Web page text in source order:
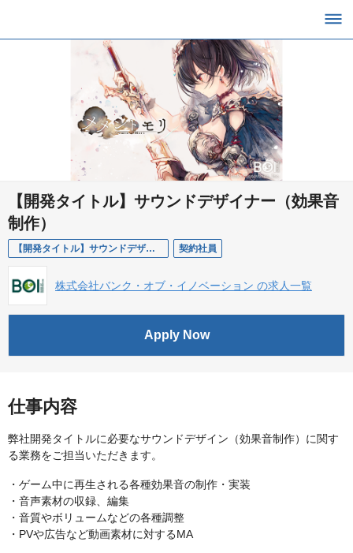
【開発タイトル】サウンドデザイナー（効果音
制作）
【開発タイトル】サウンドデザイナー（効果音制作）／契約社員 契約社員
株式会社バンク・オブ・イノベーション の求人一覧
Apply Now
仕事内容
弊社開発タイトルに必要なサウンドデザイン（効果音制作）に関す
る業務をご担当いただきます。
・ゲーム中に再生される各種効果音の制作・実装
・音声素材の収録、編集
・音質やボリュームなどの各種調整
・PVや広告など動画素材に対するMA